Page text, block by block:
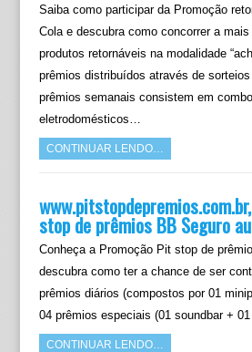
Saiba como participar da Promoção
Cola e descubra como concorrer a
produtos retornáveis na modalidade
prêmios distribuídos através de
prêmios semanais consistem em
eletrodomésticos…
CONTINUAR LENDO…
stop de prêmios BB Seguro
Conheça a Promoção Pit stop de
descubra como ter a chance de ser
prêmios diários (compostos por 01
04 prêmios especiais (01 soundbar +
CONTINUAR LENDO…